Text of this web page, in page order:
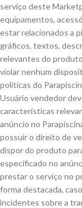
serviço deste
equipamentos,
estar relacionados a
gráficos, textos,
relevantes do
violar nenhum
políticas do
Usuário vendedor
características
anúncio no
possuir o direito de
dispor do produto
especificado no
prestar o serviço no
forma destacada,
incidentes sobre a